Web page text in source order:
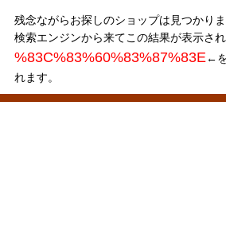
残念ながらお探しのショップは見つかりま
検索エンジンから来てこの結果が表示さ
%83C%83%60%83%87%83E←
れます。